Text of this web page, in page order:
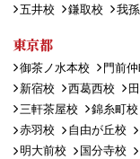
五井校
鎌取校 我
東京都
御茶ノ水本校 門前
新宿校
西葛西校
三軒茶屋校
錦糸町校
赤羽校
自由が丘校
明大前校
国分寺校